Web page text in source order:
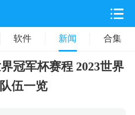
软件 新闻 合集
冠军杯赛程 2023世界
伍一览